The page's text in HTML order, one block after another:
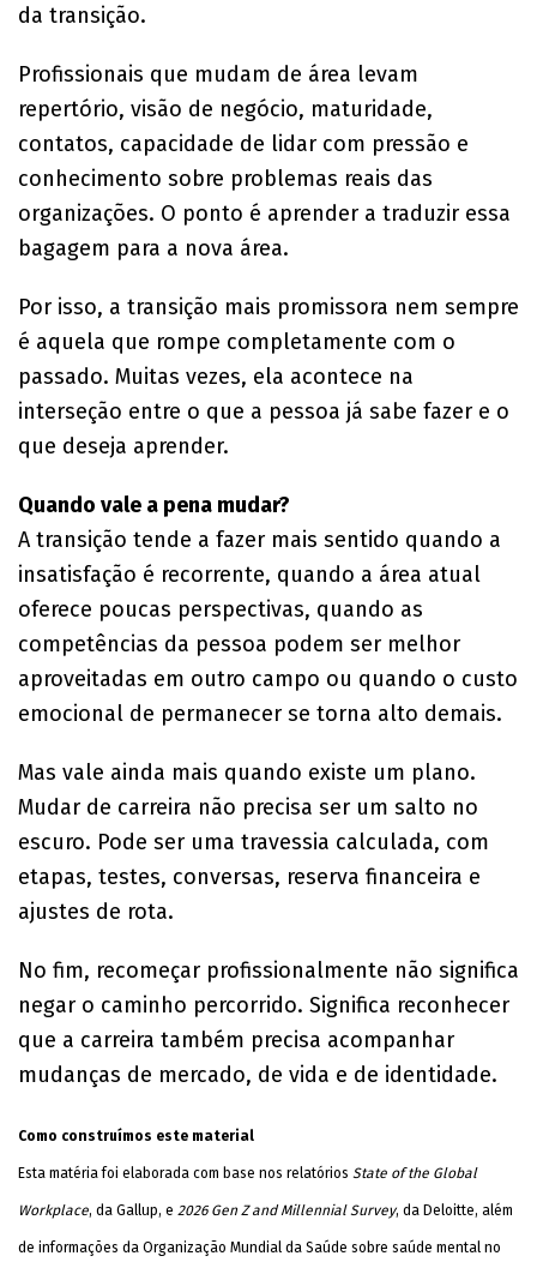
da transição.
Profissionais que mudam de área levam
repertório, visão de negócio, maturidade,
contatos, capacidade de lidar com pressão e
conhecimento sobre problemas reais das
organizações. O ponto é aprender a traduzir essa
bagagem para a nova área.
Por isso, a transição mais promissora nem sempre
é aquela que rompe completamente com o
passado. Muitas vezes, ela acontece na
interseção entre o que a pessoa já sabe fazer e o
que deseja aprender.
Quando vale a pena mudar?
A transição tende a fazer mais sentido quando a
insatisfação é recorrente, quando a área atual
oferece poucas perspectivas, quando as
competências da pessoa podem ser melhor
aproveitadas em outro campo ou quando o custo
emocional de permanecer se torna alto demais.
Mas vale ainda mais quando existe um plano.
Mudar de carreira não precisa ser um salto no
escuro. Pode ser uma travessia calculada, com
etapas, testes, conversas, reserva financeira e
ajustes de rota.
No fim, recomeçar profissionalmente não significa
negar o caminho percorrido. Significa reconhecer
que a carreira também precisa acompanhar
mudanças de mercado, de vida e de identidade.
Como construímos este material
Esta matéria foi elaborada com base nos relatórios State of the Global
Workplace, da Gallup, e 2026 Gen Z and Millennial Survey, da Deloitte, além
de informações da Organização Mundial da Saúde sobre saúde mental no